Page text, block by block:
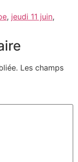
, jeudi 11 juin,
Les champs